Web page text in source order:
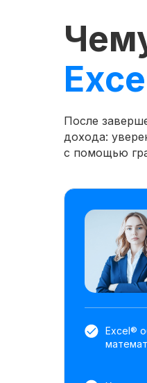
После
дохода:
с помощью
Excel®